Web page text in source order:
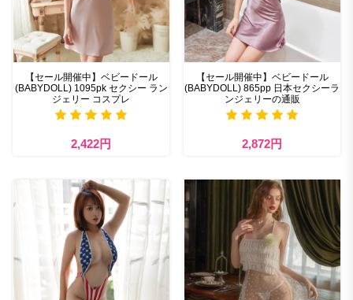
【セール開催中】ベビードール
(BABYDOLL) 1095pk セクシー ラン
ジェリー コスプレ
2,422円
【セール開催中】ベビードール
(BABYDOLL) 865pp 日本セクシーラ
ンジェリーの通販
2,872円